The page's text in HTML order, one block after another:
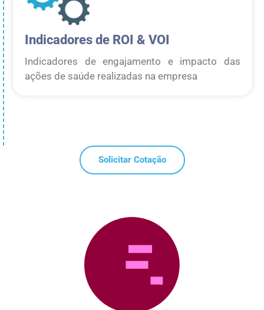
Indicadores de ROI & VOI
Indicadores de engajamento e impacto das
ações de saúde realizadas na empresa
Solicitar Cotação